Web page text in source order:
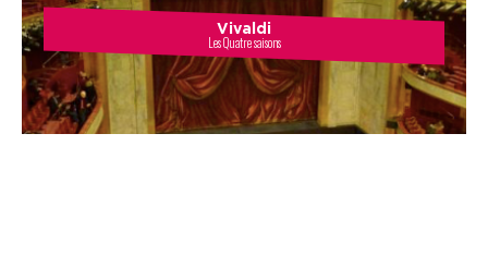
Vivaldi
Les Quatre saisons